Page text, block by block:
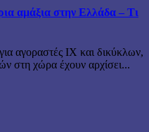
αμάξια στην Ελλάδα – Τι
αγοραστές ΙΧ και δικύκλων,
στη χώρα έχουν αρχίσει...